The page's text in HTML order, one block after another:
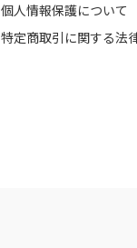
個人情報保護について
特定商取引に関する法